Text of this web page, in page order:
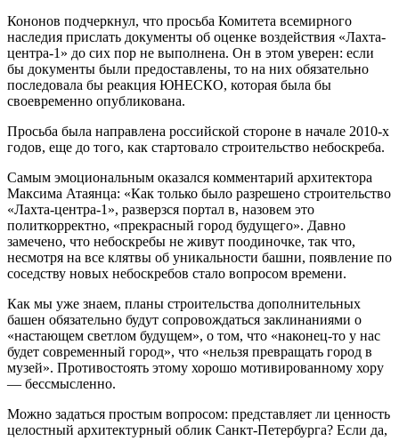
Кононов подчеркнул, что просьба Комитета всемирного
наследия прислать документы об оценке воздействия «Лахта-
центра-1» до сих пор не выполнена. Он в этом уверен: если
бы документы были предоставлены, то на них обязательно
последовала бы реакция ЮНЕСКО, которая была бы
своевременно опубликована.
Просьба была направлена российской стороне в начале 2010‑х
годов, еще до того, как стартовало строительство небоскреба.
Самым эмоциональным оказался комментарий архитектора
Максима Атаянца: «Как только было разрешено строительство
«Лахта-центра-1», разверзся портал в, назовем это
политкорректно, «прекрасный город будущего». Давно
замечено, что небоскребы не живут поодиночке, так что,
несмотря на все клятвы об уникальности башни, появление по
соседству новых небоскребов стало вопросом времени.
Как мы уже знаем, планы строительства дополнительных
башен обязательно будут сопровождаться заклинаниями о
«настающем светлом будущем», о том, что «наконец‑то у нас
будет современный город», что «нельзя превращать город в
музей». Противостоять этому хорошо мотивированному хору
— бессмысленно.
Можно задаться простым вопросом: представляет ли ценность
целостный архитектурный облик Санкт-Петербурга? Если да,